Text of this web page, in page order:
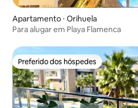
Apartamento ⋅ Orihuela
Para alugar em Playa Flamenca
Preferido dos hóspedes
Preferido dos hóspedes